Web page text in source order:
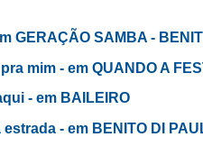
GERAÇÃO SAMBA -
mim - em QUANDO A
- em BAILEIRO
- em BENITO DI